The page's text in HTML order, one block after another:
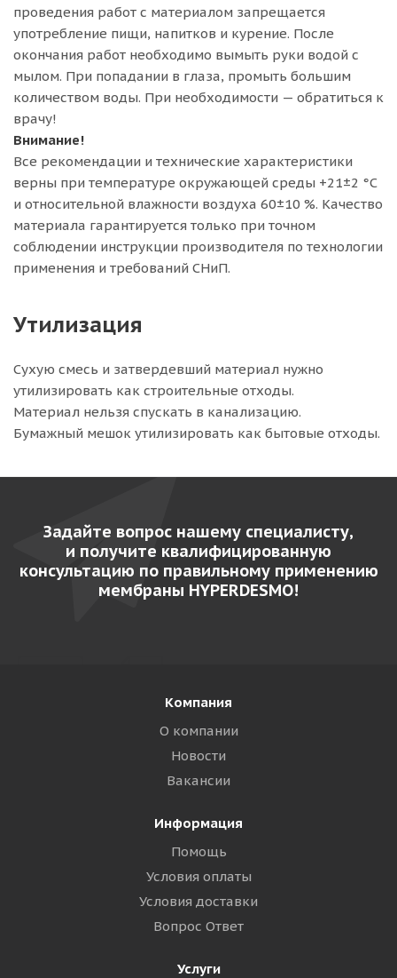
проведения работ с материалом запрещается
употребление пищи, напитков и курение. После
окончания работ необходимо вымыть руки водой с
мылом. При попадании в глаза, промыть большим
количеством воды. При необходимости — обратиться к
врачу!
Внимание!
Все рекомендации и технические характеристики
верны при температуре окружающей среды +21±2 °C
и относительной влажности воздуха 60±10 %. Качество
материала гарантируется только при точном
соблюдении инструкции производителя по технологии
применения и требований СНиП.
Утилизация
Сухую смесь и затвердевший материал нужно
утилизировать как строительные отходы.
Материал нельзя спускать в канализацию.
Бумажный мешок утилизировать как бытовые отходы.
Задайте вопрос нашему специалисту,
и получите квалифицированную
консультацию по правильному применению
мембраны HYPERDESMO!
Компания
О компании
Новости
Вакансии
Информация
Помощь
Условия оплаты
Условия доставки
Вопрос Ответ
Услуги